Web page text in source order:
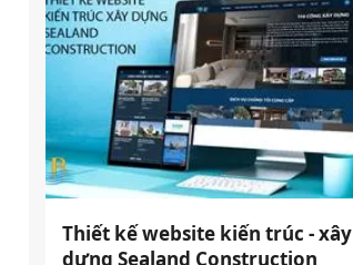
Thiết kế website kiến trúc - xây
dựng Sealand Construction